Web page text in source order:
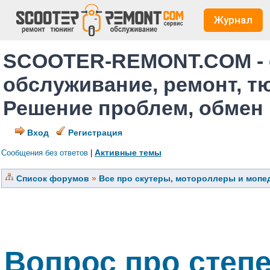
Журнал
SCOOTER-REMONT.COM
обслуживание, ремонт,
Решение проблем,
Вход Регистрация
Сообщения без ответов Активные темы
Список форумов » Все про скутеры, мотороллеры и
Вопрос про